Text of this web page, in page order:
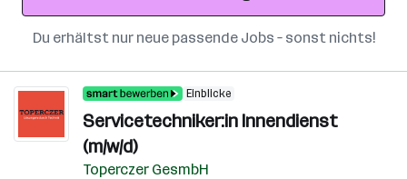
Du erhältst nur neue passende Jobs – sonst nichts!
Einblicke
Servicetechniker:in Innendienst
(m/w/d)
Toperczer GesmbH